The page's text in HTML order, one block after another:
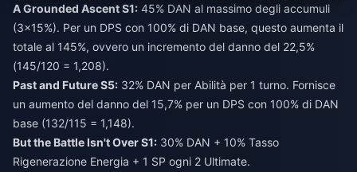
A Grounded Ascent S1: 45% DAN al massimo degli accumuli
(3×15%). Per un DPS con 100% di DAN base, questo aumenta il
totale al 145%, ovvero un incremento del danno del 22,5%
(145/120 = 1,208).
Past and Future S5: 32% DAN per Abilità per 1 turno. Fornisce
un aumento del danno del 15,7% per un DPS con 100% di DAN
base (132/115 = 1,148).
But the Battle Isn't Over S1: 30% DAN + 10% Tasso
Rigenerazione Energia + 1 SP ogni 2 Ultimate.